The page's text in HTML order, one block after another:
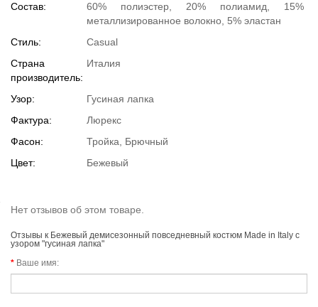
Состав:
60% полиэстер, 20% полиамид, 15%
металлизированное волокно, 5% эластан
Стиль:
Casual
Страна
производитель:
Италия
Узор:
Гусиная лапка
Фактура:
Люрекс
Фасон:
Тройка, Брючный
Цвет:
Бежевый
Нет отзывов об этом товаре.
Отзывы к Бежевый демисезонный повседневный костюм Made in Italy с
узором "гусиная лапка"
Ваше имя: